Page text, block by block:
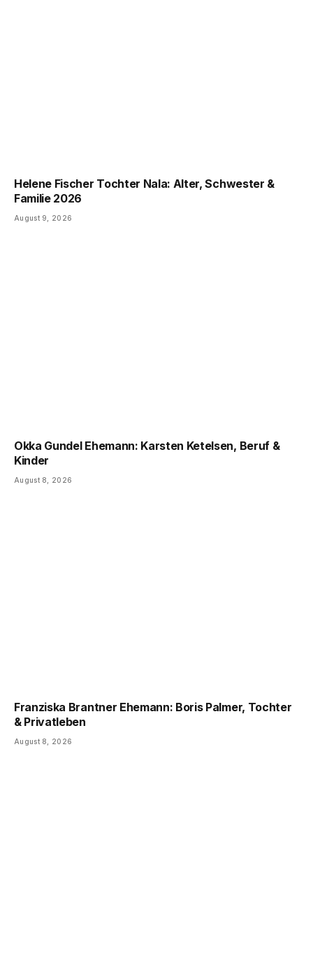
Helene Fischer Tochter Nala: Alter, Schwester &
Familie 2026
August 9, 2026
Okka Gundel Ehemann: Karsten Ketelsen, Beruf &
Kinder
August 8, 2026
Franziska Brantner Ehemann: Boris Palmer, Tochter
& Privatleben
August 8, 2026